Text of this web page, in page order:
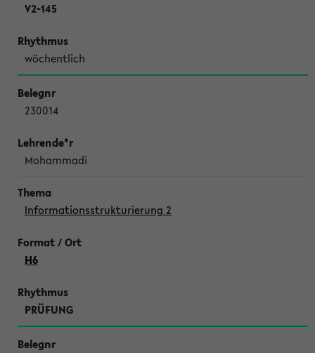
V2-145
wöchentlich
230014
Mohammadi
Informationsstrukturierung 2
H6
PRÜFUNG